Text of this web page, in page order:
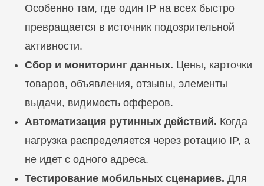
Особенно там, где один IP на всех быстро
превращается в источник подозрительной
активности.
Сбор и мониторинг данных. Цены, карточки
товаров, объявления, отзывы, элементы
выдачи, видимость офферов.
Автоматизация рутинных действий. Когда
нагрузка распределяется через ротацию IP, а
не идет с одного адреса.
Тестирование мобильных сценариев. Для